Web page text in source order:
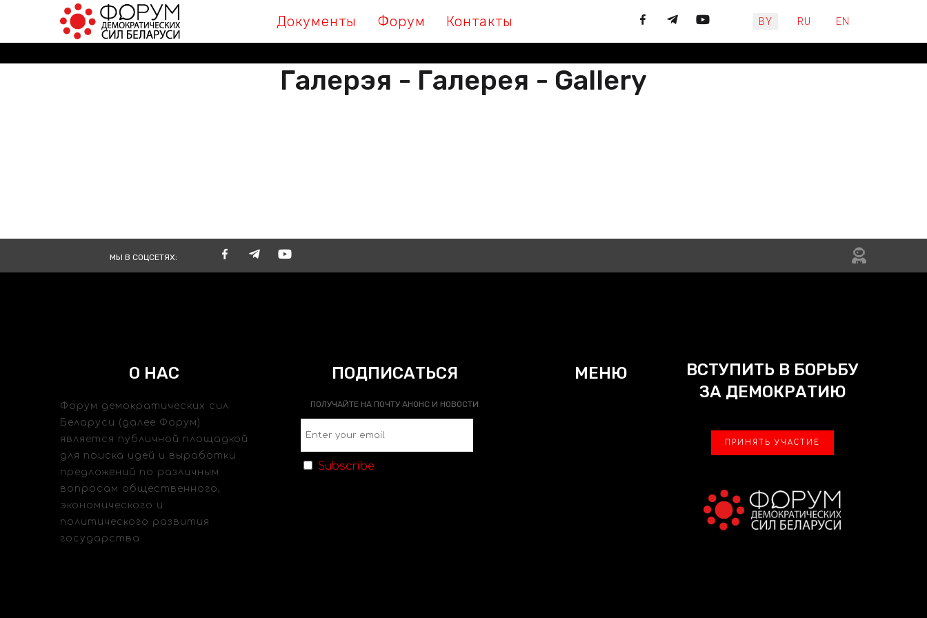
Документы Форум Контакты Выберите язык
BY RU EN
Галерэя - Галерея - Gallery
МЫ В СОЦСЕТЯХ:
О НАС
Форум демократических сил
Беларуси (далее Форум)
является публичной площадкой
для поиска идей и выработки
предложений по различным
вопросам общественного,
экономического и
политического развития
государства.
ПОДПИСАТЬСЯ
ПОЛУЧАЙТЕ НА ПОЧТУ АНОНС И НОВОСТИ
Subscribe
МЕНЮ
ВСТУПИТЬ В БОРЬБУ
ЗА ДЕМОКРАТИЮ
ПРИНЯТЬ УЧАСТИЕ